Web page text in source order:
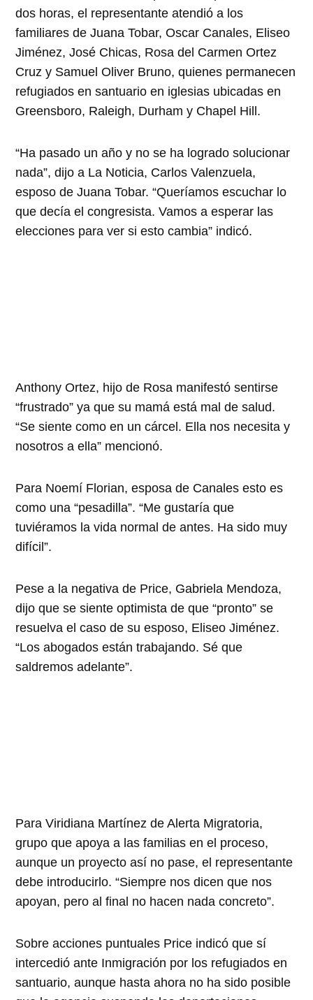
dos horas, el representante atendió a los
familiares de Juana Tobar, Oscar Canales, Eliseo
Jiménez, José Chicas, Rosa del Carmen Ortez
Cruz y Samuel Oliver Bruno, quienes permanecen
refugiados en santuario en iglesias ubicadas en
Greensboro, Raleigh, Durham y Chapel Hill .
“Ha pasado un año y no se ha logrado solucionar
nada”, dijo a La Noticia, Carlos Valenzuela,
esposo de Juana Tobar. “Queríamos escuchar lo
que decía el congresista. Vamos a esperar las
elecciones para ver si esto cambia” indicó.
Anthony Ortez, hijo de Rosa manifestó sentirse
“frustrado” ya que su mamá está mal de salud.
“Se siente como en un cárcel. Ella nos necesita y
nosotros a ella” mencionó.
Para Noemí Florian, esposa de Canales esto es
como una “pesadilla”. “Me gustaría que
tuviéramos la vida normal de antes. Ha sido muy
difícil”.
Pese a la negativa de Price, Gabriela Mendoza,
dijo que se siente optimista de que “pronto” se
resuelva el caso de su esposo, Eliseo Jiménez.
“Los abogados están trabajando. Sé que
saldremos adelante”.
Para Viridiana Martínez de Alerta Migratoria,
grupo que apoya a las familias en el proceso,
aunque un proyecto así no pase, el representante
debe introducirlo. “Siempre nos dicen que nos
apoyan, pero al final no hacen nada concreto”.
Sobre acciones puntuales Price indicó que sí
intercedió ante Inmigración por los refugiados en
santuario, aunque hasta ahora no ha sido posible